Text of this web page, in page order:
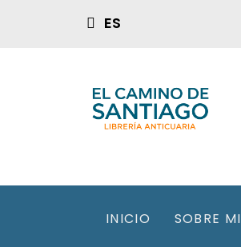
ES
INICIO SOBRE MI